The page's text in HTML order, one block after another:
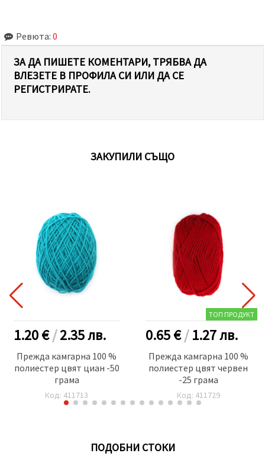
Ревюта: 0
ЗА ДА ПИШЕТЕ КОМЕНТАРИ, ТРЯБВА ДА
ВЛЕЗЕТЕ В ПРОФИЛА СИ ИЛИ ДА СЕ
РЕГИСТРИРАТЕ.
ЗАКУПИЛИ СЪЩО
1.20 €/2.35лв.
Прежда камгарна 100 %
полиестер цвят циан -50
грама
Код: 411713
ТОП ПРОДУКТ
0.65 €/1.27лв.
Прежда камгарна 100 %
полиестер цвят червен
-25 грама
Код: 411729
ПОДОБНИ СТОКИ